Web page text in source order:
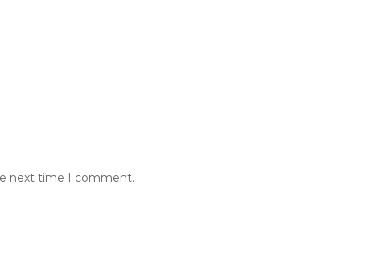
next time I comment.